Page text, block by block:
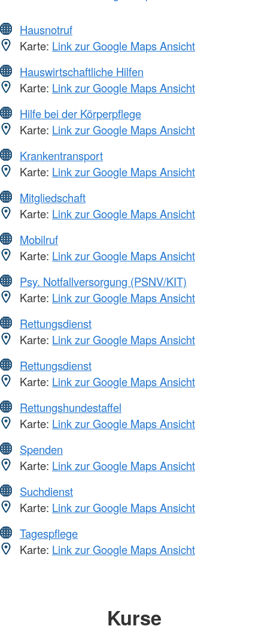
Hausnotruf
Karte: Link zur Google Maps Ansicht
Hauswirtschaftliche Hilfen
Karte: Link zur Google Maps Ansicht
Hilfe bei der Körperpflege
Karte: Link zur Google Maps Ansicht
Krankentransport
Karte: Link zur Google Maps Ansicht
Mitgliedschaft
Karte: Link zur Google Maps Ansicht
Mobilruf
Karte: Link zur Google Maps Ansicht
Psy. Notfallversorgung (PSNV/KIT)
Karte: Link zur Google Maps Ansicht
Rettungsdienst
Karte: Link zur Google Maps Ansicht
Rettungsdienst
Karte: Link zur Google Maps Ansicht
Rettungshundestaffel
Karte: Link zur Google Maps Ansicht
Spenden
Karte: Link zur Google Maps Ansicht
Suchdienst
Karte: Link zur Google Maps Ansicht
Tagespflege
Karte: Link zur Google Maps Ansicht
Kurse